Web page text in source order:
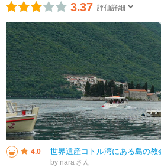
3.37 評価詳細
4.0
by nara